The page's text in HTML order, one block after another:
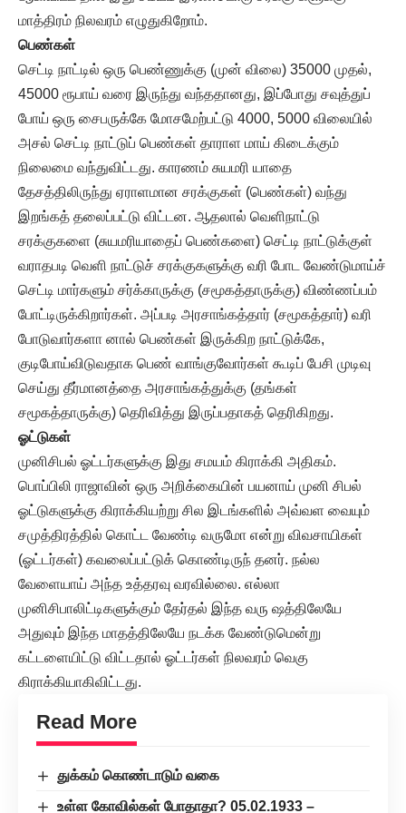
மாத்திரம் நிலவரம் எழுதுகிறோம்.
பெண்கள்
செட்டி நாட்டில் ஒரு பெண்ணுக்கு (முன் விலை) 35000 முதல்,
45000 ரூபாய் வரை இருந்து வந்ததானது, இப்போது சவுத்துப்
போய் ஒரு சைபருக்கே மோசமேற்பட்டு 4000, 5000 விலையில்
அசல் செட்டி நாட்டுப் பெண்கள் தாராள மாய் கிடைக்கும்
நிலைமை வந்துவிட்டது. காரணம் சுயமரி யாதை
தேசத்திலிருந்து ஏராளமான சரக்குகள் (பெண்கள்) வந்து
இறங்கத் தலைப்பட்டு விட்டன. ஆதலால் வெளிநாட்டு
சரக்குகளை (சுயமரியாதைப் பெண்களை) செட்டி நாட்டுக்குள்
வராதபடி வெளி நாட்டுச் சரக்குகளுக்கு வரி போட வேண்டுமாய்ச்
செட்டி மார்களும் சர்க்காருக்கு (சமூகத்தாருக்கு) விண்ணப்பம்
போட்டிருக்கிறார்கள். அப்படி அரசாங்கத்தார் (சமூகத்தார்) வரி
போடுவார்களா னால் பெண்கள் இருக்கிற நாட்டுக்கே,
குடிபோய்விடுவதாக பெண் வாங்குவோர்கள் கூடிப் பேசி முடிவு
செய்து தீர்மானத்தை அரசாங்கத்துக்கு (தங்கள்
சமூகத்தாருக்கு) தெரிவித்து இருப்பதாகத் தெரிகிறது.
ஓட்டுகள்
முனிசிபல் ஓட்டர்களுக்கு இது சமயம் கிராக்கி அதிகம்.
பொப்பிலி ராஜாவின் ஒரு அறிக்கையின் பயனாய் முனி சிபல்
ஓட்டுகளுக்கு கிராக்கியற்று சில இடங்களில் அவ்வள வையும்
சமுத்திரத்தில் கொட்ட வேண்டி வருமோ என்று விவசாயிகள்
(ஓட்டர்கள்) கவலைப்பட்டுக் கொண்டிருந் தனர். நல்ல
வேளையாய் அந்த உத்தரவு வரவில்லை. எல்லா
முனிசிபாலிட்டிகளுக்கும் தேர்தல் இந்த வரு ஷத்திலேயே
அதுவும் இந்த மாதத்திலேயே நடக்க வேண்டுமென்று
கட்டளையிட்டு விட்டதால் ஓட்டர்கள் நிலவரம் வெகு
கிராக்கியாகிவிட்டது.
Read More
துக்கம் கொண்டாடும் வகை
உள்ள கோவில்கள் போதாதா? 05.02.1933 –